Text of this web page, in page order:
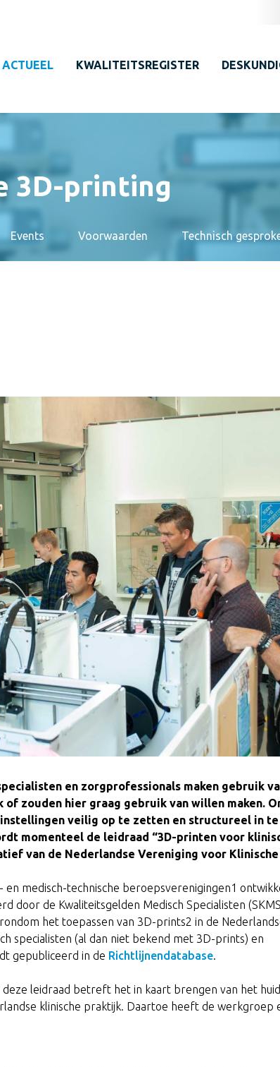
ACTUEEL KWALITEITSREGISTER
3D-printing
Events Voorwaarden Technisch
en zorgprofessionals maken gebruik
zouden hier graag gebruik van willen maken.
veilig op te zetten en structureel in te
momenteel de leidraad “3D-printen voor
van de Nederlandse Vereniging voor Klinische
en medisch-technische beroepsverenigingen1
door de Kwaliteitsgelden Medisch Specialisten
het toepassen van 3D-prints2 in de
specialisten (al dan niet bekend met 3D-prints) en
gepubliceerd in de Richtlijnendatabase.
leidraad betreft het in kaart brengen van het
klinische praktijk. Daartoe heeft de werkgroep